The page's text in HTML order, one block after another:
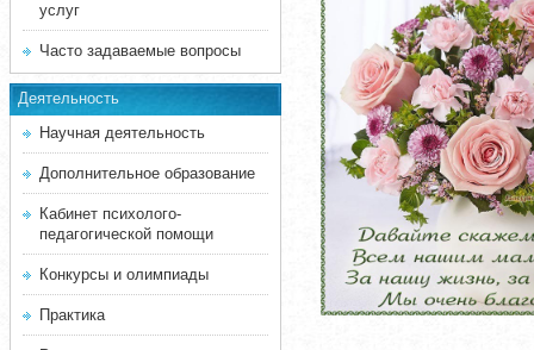
услуг
Часто задаваемые вопросы
Деятельность
Научная деятельность
Дополнительное образование
Кабинет психолого-
педагогической помощи
Конкурсы и олимпиады
Практика